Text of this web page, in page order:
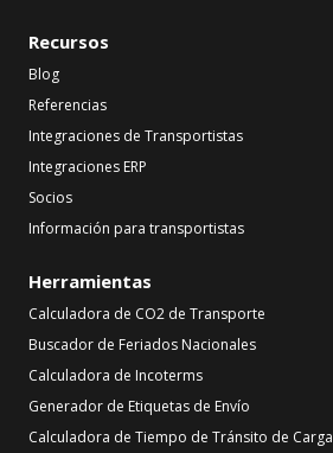
Recursos
Blog
Referencias
Integraciones de Transportistas
Integraciones ERP
Socios
Información para transportistas
Herramientas
Calculadora de CO2 de Transporte
Buscador de Feriados Nacionales
Calculadora de Incoterms
Generador de Etiquetas de Envío
Calculadora de Tiempo de Tránsito de Carga